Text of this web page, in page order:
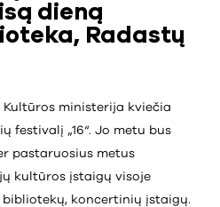
dieną
Radastų
Kultūros ministerija kviečia
festivalį „16“. Jo metu bus
pastaruosius metus
kultūros įstaigų visoje
bibliotekų, koncertinių įstaigų.